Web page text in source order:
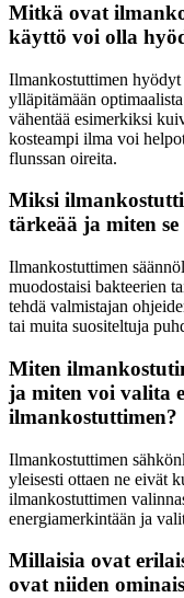
Mitkä ovat
käyttö voi olla
Ilmankostuttimen hyödyt
ylläpitämään
vähentää esimerkiksi
kosteampi ilma voi
flunssan oireita.
Miksi
tärkeää ja miten
Ilmankostuttimen
muodostaisi bakteerien
tehdä valmistajan
tai muita suositeltuja
Miten
ja miten voi valita
ilmankostuttimen?
Ilmankostuttimen
yleisesti ottaen ne eivät
ilmankostuttimen
energiamerkintään ja
Millaisia ovat
ovat niiden